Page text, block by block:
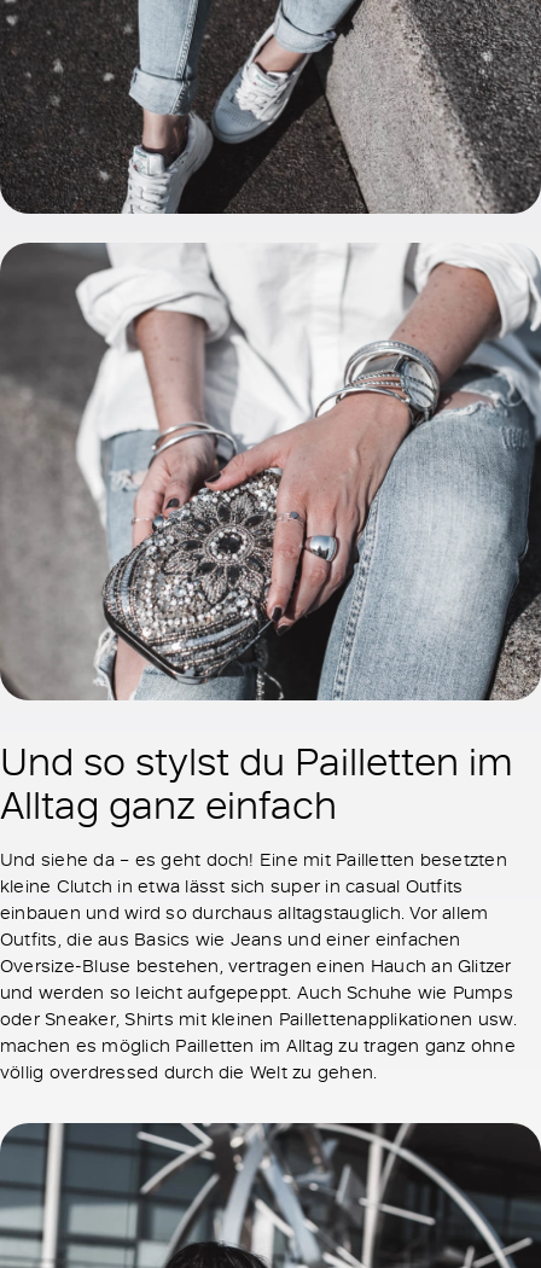
Und so stylst du Pailletten im
Alltag ganz einfach
Und siehe da – es geht doch! Eine mit Pailletten besetzten
kleine Clutch in etwa lässt sich super in casual Outfits
einbauen und wird so durchaus alltagstauglich. Vor allem
Outfits, die aus Basics wie Jeans und einer einfachen
Oversize-Bluse bestehen, vertragen einen Hauch an Glitzer
und werden so leicht aufgepeppt. Auch Schuhe wie Pumps
oder Sneaker, Shirts mit kleinen Paillettenapplikationen usw.
machen es möglich Pailletten im Alltag zu tragen ganz ohne
völlig overdressed durch die Welt zu gehen.